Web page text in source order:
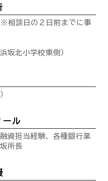
相談日の２日前までに事
北小学校東側）
ル
資担当経験、各種銀行業
所長